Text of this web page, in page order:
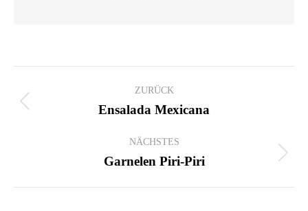
ZURÜCK
Vorheriger
Ensalada Mexicana
NÄCHSTES
Nächster
Garnelen Piri-Piri